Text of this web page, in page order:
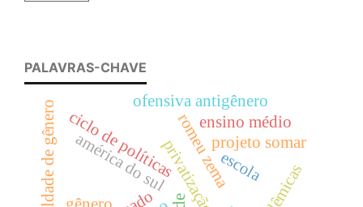
PALAVRAS-CHAVE
privatizaçãoprojeto somar
romeu zema
igualdade de gênero ofensiva antigênero
ciclo de políticas
américa do sul escola
ensino médio